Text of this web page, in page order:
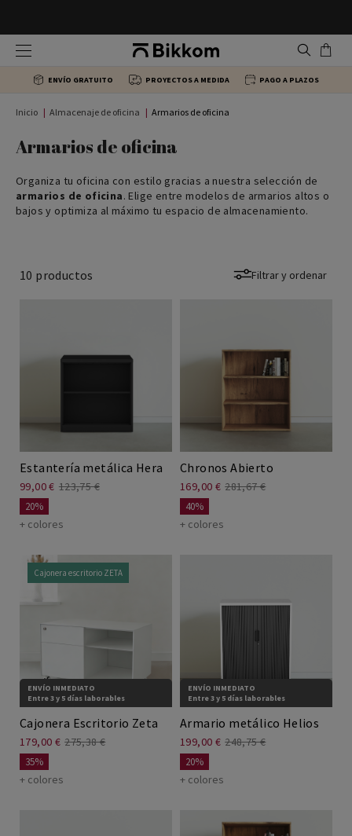
ENVÍO GRATUITO PROYECTOS A MEDIDA PAGO A PLAZOS
Inicio Almacenaje de oficina Armarios de oficina
Armarios de oficina
Organiza tu oficina con estilo gracias a nuestra selección de
armarios de oficina. Elige entre modelos de armarios altos o
bajos y optimiza al máximo tu espacio de almacenamiento.
Filtrar y ordenar
10 productos
Estantería metálica Hera
99,00 € 123,75 €
20%
+ colores
Chronos Abierto
169,00 € 281,67 €
40%
+ colores
ENVÍO INMEDIATO
Entre 3 y 5 días laborables
Cajonera escritorio ZETA
Cajonera Escritorio Zeta
179,00 € 275,38 €
35%
+ colores
ENVÍO INMEDIATO
Entre 3 y 5 días laborables
Armario metálico Helios
199,00 € 248,75 €
20%
+ colores
Sillas ergonómicas
Sillas de dirección
Sillas para colectividades
Sillas de Confidente
Mesas de escritorio Individuales
Mesas multipuesto oficina
Mesas de reuniones
Escritorios teletrabajo
Armarios de oficina
Cajoneras de escritorio
Estanterías y librerías de oficina
Archivadores
Mostradores de recepción
Mesas Centro
Bancada sala de espera
Sillas recepción